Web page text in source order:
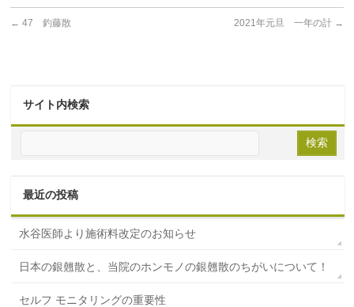
← 47 釣藤散 2021年元旦 一年の計 →
サイト内検索
最近の投稿
水谷医師より施術料改定のお知らせ
日本の銀翹散と、当院のホンモノの銀翹散のちがいについて！
セルフ モニタリングの重要性